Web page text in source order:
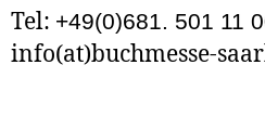
Tel: +49(0)681. 501 11
info(at)buchmesse-